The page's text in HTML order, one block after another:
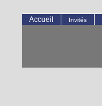
Accueil Invités